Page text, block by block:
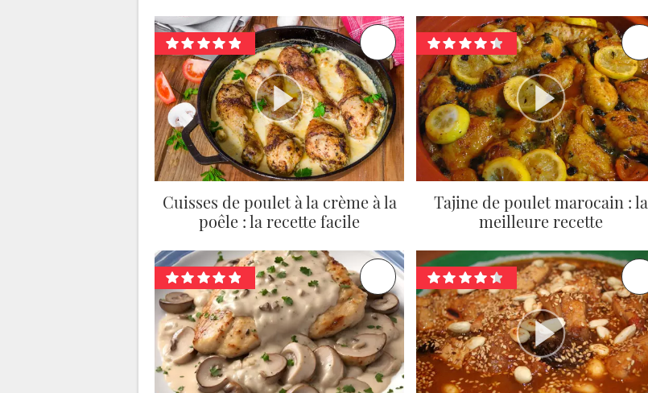
Cuisses de poulet à la crème à la
poêle : la recette facile
Tajine de poulet marocain : la
meilleure recette